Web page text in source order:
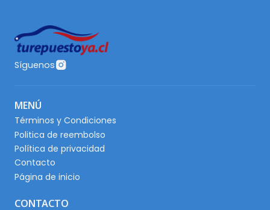
Síguenos
MENÚ
Términos y Condiciones
Politica de reembolso
Política de privacidad
Contacto
Página de inicio
CONTACTO